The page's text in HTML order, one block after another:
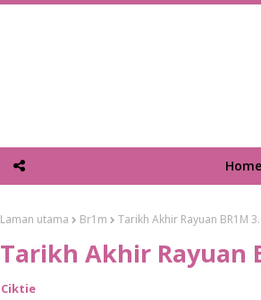
Home
Laman utama Br1m Tarikh Akhir Rayuan BR1M
Tarikh Akhir Rayuan
Ciktie